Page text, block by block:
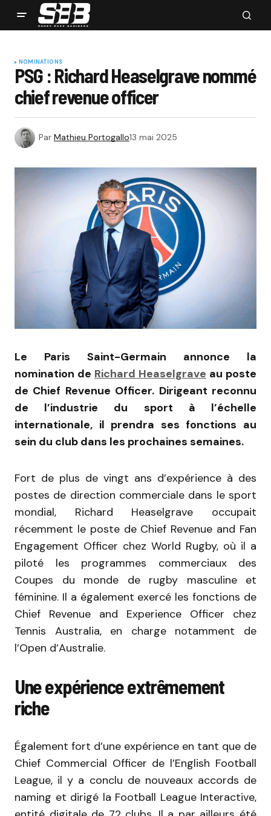
NOMINATIONS
PSG : Richard Heaselgrave nommé
chief revenue officer
Par Mathieu Portogallo13 mai 2025
Le Paris Saint-Germain annonce la
nomination de Richard Heaselgrave au poste
de Chief Revenue Officer. Dirigeant reconnu
de l’industrie du sport à l’échelle
internationale, il prendra ses fonctions au
sein du club dans les prochaines semaines.
Fort de plus de vingt ans d’expérience à des
postes de direction commerciale dans le sport
mondial, Richard Heaselgrave occupait
récemment le poste de Chief Revenue and Fan
Engagement Officer chez World Rugby, où il a
piloté les programmes commerciaux des
Coupes du monde de rugby masculine et
féminine. Il a également exercé les fonctions de
Chief Revenue and Experience Officer chez
Tennis Australia, en charge notamment de
l’Open d’Australie.
Une expérience extrêmement
riche
Également fort d’une expérience en tant que de
Chief Commercial Officer de l’English Football
League, il y a conclu de nouveaux accords de
naming et dirigé la Football League Interactive,